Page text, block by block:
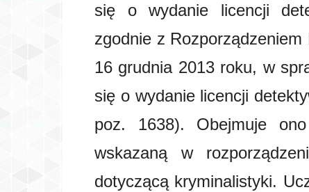
się o wydanie licencji
zgodnie z
16 grudnia 2013 roku, w
się o wydanie licencji
poz. 1638). Obejmuje
wskazaną w
dotyczącą kryminalistyki.